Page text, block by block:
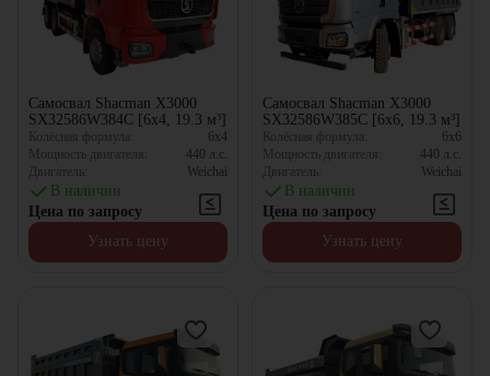
Самосвал Shacman X3000
SX32586W384C [6x4, 19.3 м³]
Колёсная формула:
6x4
Мощность двигателя:
440 л.с.
Двигатель:
Weichai
В наличии
Цена по запросу
Узнать цену
Самосвал Shacman X3000
SX32586W385C [6x6, 19.3 м³]
Колёсная формула:
6x6
Мощность двигателя:
440 л.с.
Двигатель:
Weichai
В наличии
Цена по запросу
Узнать цену